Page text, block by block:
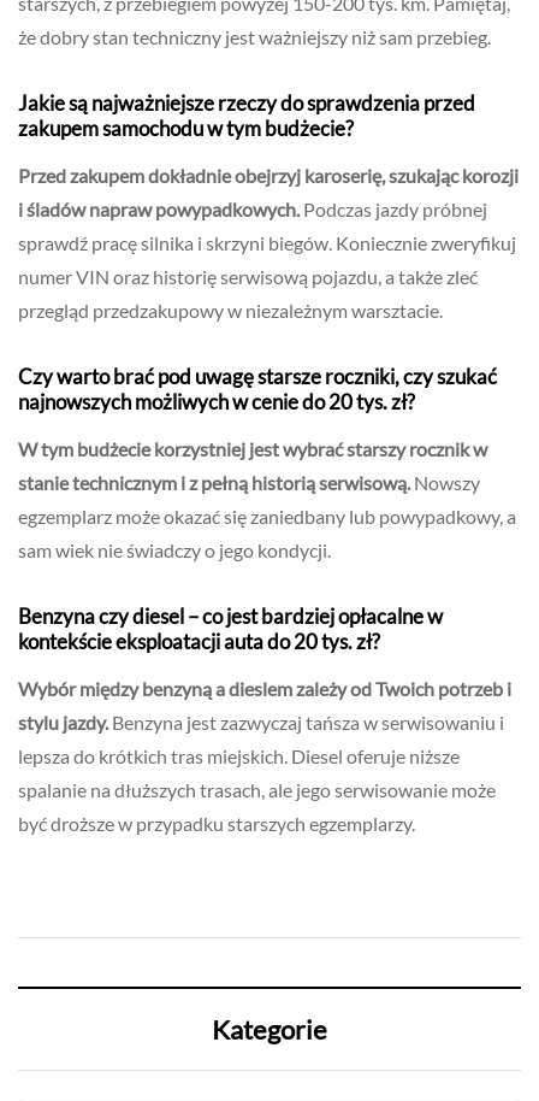
że dobry stan techniczny jest ważniejszy niż sam przebieg.
Jakie są najważniejsze rzeczy do sprawdzenia przed
zakupem samochodu w tym budżecie?
Przed zakupem dokładnie obejrzyj karoserię, szukając korozji
i śladów napraw powypadkowych. Podczas jazdy próbnej
sprawdź pracę silnika i skrzyni biegów. Koniecznie zweryfikuj
numer VIN oraz historię serwisową pojazdu, a także zleć
przegląd przedzakupowy w niezależnym warsztacie.
Czy warto brać pod uwagę starsze roczniki, czy szukać
najnowszych możliwych w cenie do 20 tys. zł?
W tym budżecie korzystniej jest wybrać starszy rocznik w
stanie technicznym i z pełną historią serwisową. Nowszy
egzemplarz może okazać się zaniedbany lub powypadkowy, a
sam wiek nie świadczy o jego kondycji.
Benzyna czy diesel – co jest bardziej opłacalne w
kontekście eksploatacji auta do 20 tys. zł?
Wybór między benzyną a dieslem zależy od Twoich potrzeb i
stylu jazdy. Benzyna jest zazwyczaj tańsza w serwisowaniu i
lepsza do krótkich tras miejskich. Diesel oferuje niższe
spalanie na dłuższych trasach, ale jego serwisowanie może
być droższe w przypadku starszych egzemplarzy.
Kategorie